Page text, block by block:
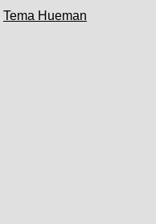
Tema Hueman